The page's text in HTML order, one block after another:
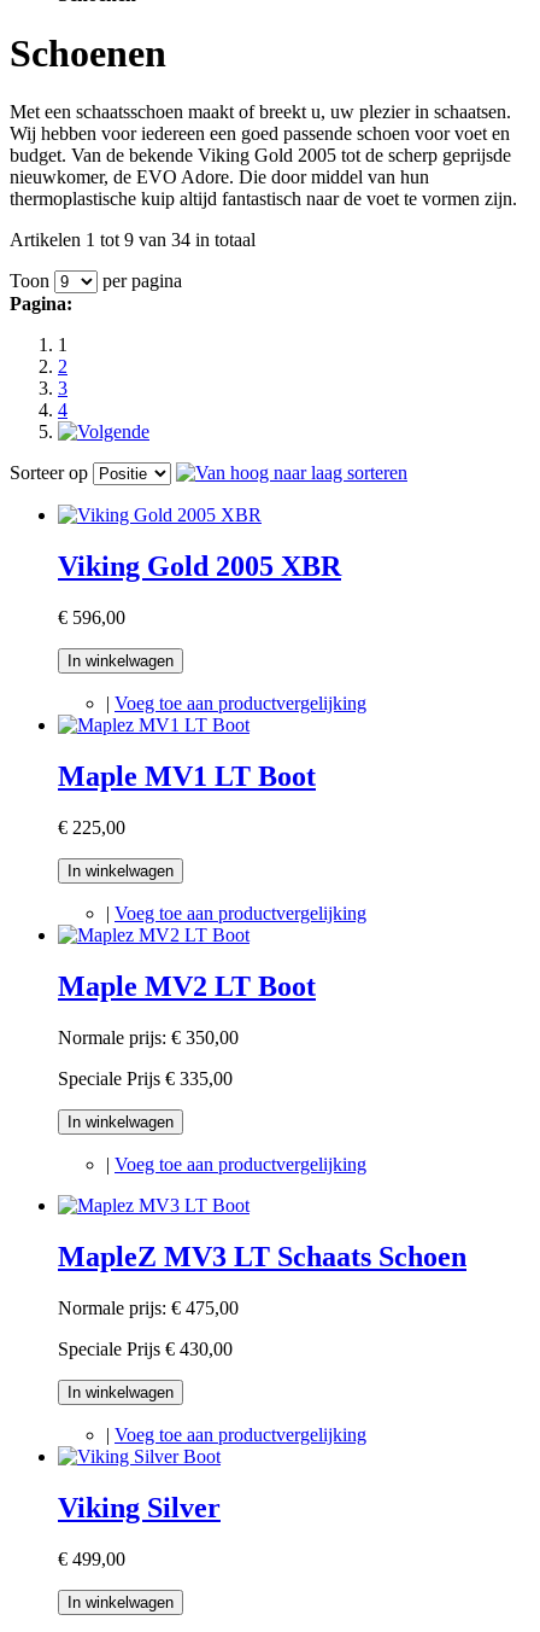
Schoenen
Met een schaatsschoen maakt of breekt u, uw plezier in schaatsen.
Wij hebben voor iedereen een goed passende schoen voor voet en
budget. Van de bekende Viking Gold 2005 tot de scherp geprijsde
nieuwkomer, de EVO Adore. Die door middel van hun
thermoplastische kuip altijd fantastisch naar de voet te vormen zijn.
Artikelen 1 tot 9 van 34 in totaal
Toon
per pagina
Pagina:
1
2
3
4
Sorteer op
Viking Gold 2005 XBR
€ 596,00
In winkelwagen
| Voeg toe aan productvergelijking
Maple MV1 LT Boot
€ 225,00
In winkelwagen
| Voeg toe aan productvergelijking
Maple MV2 LT Boot
Normale prijs: € 350,00
Speciale Prijs € 335,00
In winkelwagen
| Voeg toe aan productvergelijking
MapleZ MV3 LT Schaats Schoen
Normale prijs: € 475,00
Speciale Prijs € 430,00
In winkelwagen
| Voeg toe aan productvergelijking
Viking Silver
€ 499,00
In winkelwagen